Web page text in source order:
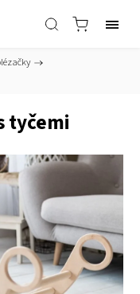
/
tyčemi